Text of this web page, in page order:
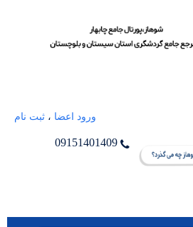
ثبت نام ، ورود اعضا